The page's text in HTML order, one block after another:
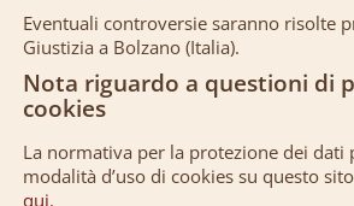
Eventuali controversie saranno risolte
Giustizia a Bolzano (Italia).
Nota riguardo a questioni di
cookies
La normativa per la protezione dei dati
modalità d’uso di cookies su questo sito
qui.